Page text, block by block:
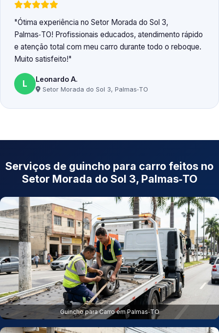
Ótima experiência no Setor Morada do Sol 3,
Palmas‑TO! Profissionais educados, atendimento rápido
e atenção total com meu carro durante todo o reboque.
Muito satisfeito!
L Leonardo A.
Setor Morada do Sol 3, Palmas‑TO
Serviços de guincho para carro feitos no
Setor Morada do Sol 3, Palmas‑TO
Guincho para Carro em Palmas‑TO